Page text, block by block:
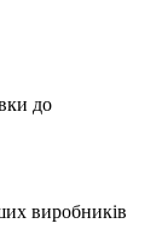
до
виробників